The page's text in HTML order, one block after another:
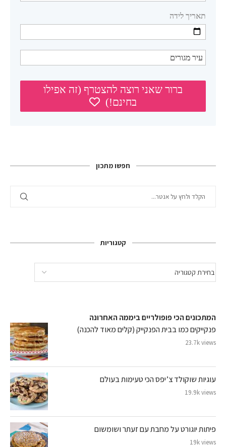
חפשו מתכון
קטגוריות
המתכונים הכי פופולריים ביממה האחרונה
פנקייקים כמו בבית הפנקייק (קלים מאוד להכנה)
23.7k views
עוגיות שוקולד צ’יפס הכי טעימות בעולם
19.9k views
פיתות יוגורט על מחבת עם זעתר ושומשום
19k views